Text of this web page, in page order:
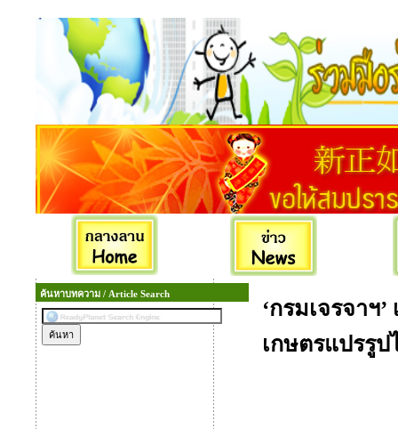
ค้นหาบทความ / Article Search
‘กรมเจรจาฯ
เกษตรแปรรูป